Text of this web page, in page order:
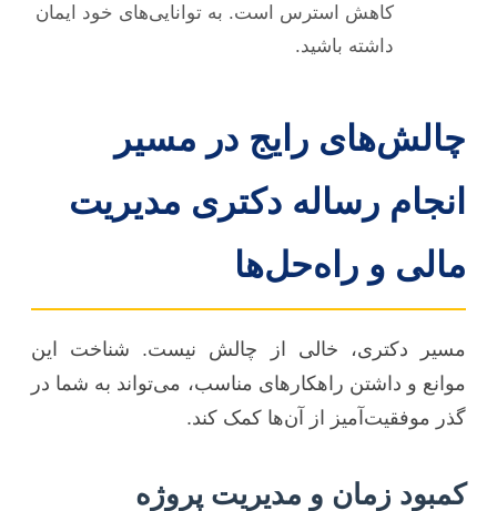
کاهش استرس است. به توانایی‌های خود ایمان
داشته باشید.
چالش‌های رایج در مسیر
انجام رساله دکتری مدیریت
مالی و راه‌حل‌ها
مسیر دکتری، خالی از چالش نیست. شناخت این
موانع و داشتن راهکارهای مناسب، می‌تواند به شما در
گذر موفقیت‌آمیز از آن‌ها کمک کند.
کمبود زمان و مدیریت پروژه